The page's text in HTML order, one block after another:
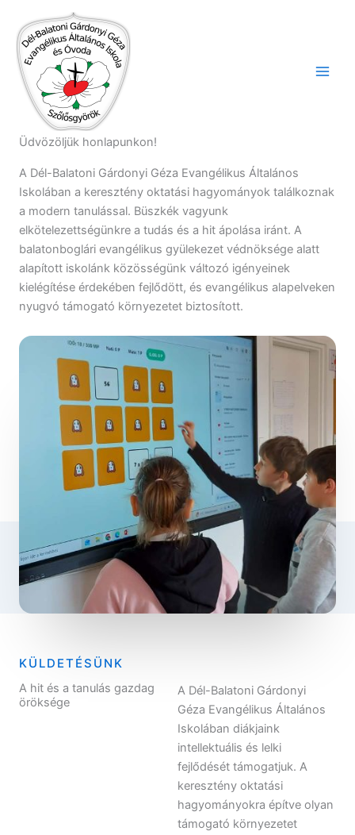
content
Üdvözöljük honlapunkon!
A Dél-Balatoni Gárdonyi Géza Evangélikus Általános
Iskolában a keresztény oktatási hagyományok találkoznak
a modern tanulással. Büszkék vagyunk
elkötelezettségünkre a tudás és a hit ápolása iránt. A
balatonboglári evangélikus gyülekezet védnöksége alatt
alapított iskolánk közösségünk változó igényeinek
kielégítése érdekében fejlődött, és evangélikus alapelveken
nyugvó támogató környezetet biztosított.
KÜLDETÉSÜNK
A hit és a tanulás gazdag
öröksége
A Dél-Balatoni Gárdonyi
Géza Evangélikus Általános
Iskolában diákjaink
intellektuális és lelki
fejlődését támogatjuk. A
keresztény oktatási
hagyományokra építve olyan
támogató környezetet